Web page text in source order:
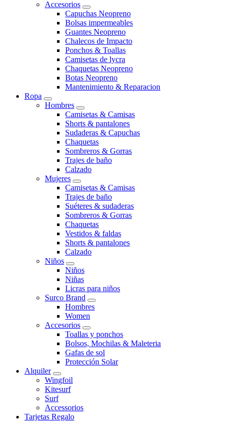
Accesorios
Capuchas Neopreno
Bolsas impermeables
Guantes Neopreno
Chalecos de Impacto
Ponchos & Toallas
Camisetas de lycra
Chaquetas Neopreno
Botas Neopreno
Mantenimiento & Reparacion
Ropa
Hombres
Camisetas & Camisas
Shorts & pantalones
Sudaderas & Capuchas
Chaquetas
Sombreros & Gorras
Trajes de baño
Calzado
Mujeres
Camisetas & Camisas
Trajes de baño
Suéteres & sudaderas
Sombreros & Gorras
Chaquetas
Vestidos & faldas
Shorts & pantalones
Calzado
Niños
Niños
Niñas
Licras para niños
Surco Brand
Hombres
Women
Accesorios
Toallas y ponchos
Bolsos, Mochilas & Maleteria
Gafas de sol
Protección Solar
Alquiler
Wingfoil
Kitesurf
Surf
Accessorios
Tarjetas Regalo